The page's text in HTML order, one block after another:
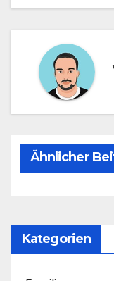
Ähnlicher
Kategorien